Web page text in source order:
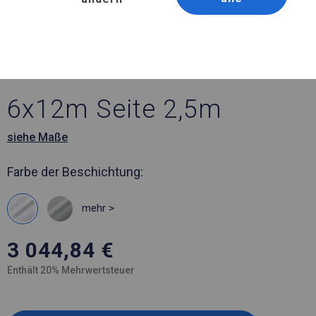
6x12m Seite 2,5m
siehe Maße
Farbe der Beschichtung:
mehr >
3 044,84 €
Enthält 20% Mehrwertsteuer